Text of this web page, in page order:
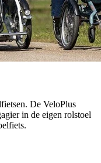
De VeloPlus
in de eigen rolstoel